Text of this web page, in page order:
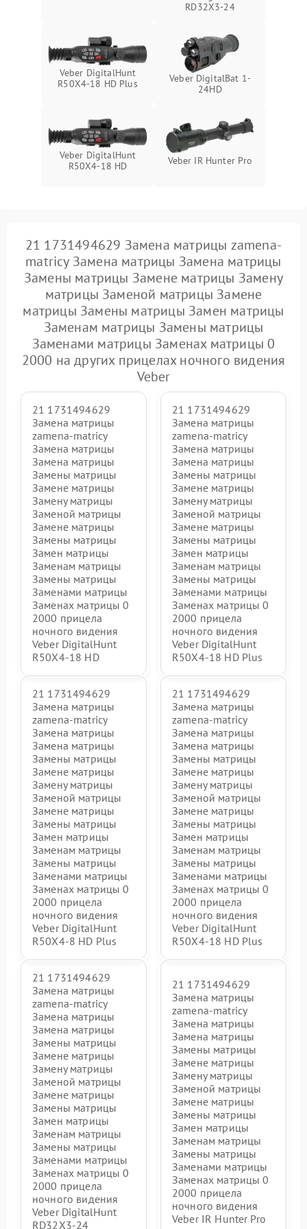
RD32X3-24
Veber DigitalHunt
R50X4-18 HD Plus
Veber DigitalBat 1-
24HD
Veber DigitalHunt
R50X4-18 HD
Veber IR Hunter Pro
21 1731494629 Замена матрицы zamena-
matricy Замена матрицы Замена матрицы
Замены матрицы Замене матрицы Замену
матрицы Заменой матрицы Замене
матрицы Замены матрицы Замен матрицы
Заменам матрицы Замены матрицы
Заменами матрицы Заменах матрицы 0
2000 на других прицелах ночного видения
Veber
21 1731494629
Замена матрицы
zamena-matricy
Замена матрицы
Замена матрицы
Замены матрицы
Замене матрицы
Замену матрицы
Заменой матрицы
Замене матрицы
Замены матрицы
Замен матрицы
Заменам матрицы
Замены матрицы
Заменами матрицы
Заменах матрицы 0
2000 прицела
ночного видения
Veber DigitalHunt
R50X4-18 HD
21 1731494629
Замена матрицы
zamena-matricy
Замена матрицы
Замена матрицы
Замены матрицы
Замене матрицы
Замену матрицы
Заменой матрицы
Замене матрицы
Замены матрицы
Замен матрицы
Заменам матрицы
Замены матрицы
Заменами матрицы
Заменах матрицы 0
2000 прицела
ночного видения
Veber DigitalHunt
R50X4-18 HD Plus
21 1731494629
Замена матрицы
zamena-matricy
Замена матрицы
Замена матрицы
Замены матрицы
Замене матрицы
Замену матрицы
Заменой матрицы
Замене матрицы
Замены матрицы
Замен матрицы
Заменам матрицы
Замены матрицы
Заменами матрицы
Заменах матрицы 0
2000 прицела
ночного видения
Veber DigitalHunt
R50X4-8 HD Plus
21 1731494629
Замена матрицы
zamena-matricy
Замена матрицы
Замена матрицы
Замены матрицы
Замене матрицы
Замену матрицы
Заменой матрицы
Замене матрицы
Замены матрицы
Замен матрицы
Заменам матрицы
Замены матрицы
Заменами матрицы
Заменах матрицы 0
2000 прицела
ночного видения
Veber DigitalHunt
R50X4-18 HD Plus
21 1731494629
Замена матрицы
zamena-matricy
Замена матрицы
Замена матрицы
Замены матрицы
Замене матрицы
Замену матрицы
Заменой матрицы
Замене матрицы
Замены матрицы
Замен матрицы
Заменам матрицы
Замены матрицы
Заменами матрицы
Заменах матрицы 0
2000 прицела
ночного видения
Veber DigitalHunt
RD32X3-24
21 1731494629
Замена матрицы
zamena-matricy
Замена матрицы
Замена матрицы
Замены матрицы
Замене матрицы
Замену матрицы
Заменой матрицы
Замене матрицы
Замены матрицы
Замен матрицы
Заменам матрицы
Замены матрицы
Заменами матрицы
Заменах матрицы 0
2000 прицела
ночного видения
Veber IR Hunter Pro